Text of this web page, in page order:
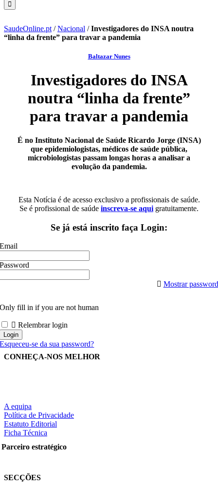
SaudeOnline.pt /Nacional /Investigadores do INSA noutra
“linha da frente” para travar a pandemia
Baltazar Nunes
Investigadores do INSA
noutra “linha da frente”
para travar a pandemia
É no Instituto Nacional de Saúde Ricardo Jorge (INSA)
que epidemiologistas, médicos de saúde pública,
microbiologistas passam longas horas a analisar a
evolução da pandemia.
Esta Notícia é de acesso exclusivo a profissionais de saúde.
Se é profissional de saúde inscreva-se aqui gratuitamente.
Se já está inscrito faça Login:
Email
Password
Mostrar password
Only fill in if you are not human
Relembrar login
Esqueceu-se da sua password?
CONHEÇA-NOS MELHOR
A equipa
Política de Privacidade
Estatuto Editorial
Ficha Técnica
Parceiro estratégico
SECÇÕES